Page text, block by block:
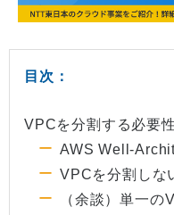
目次：
VPCを分割する必要性
AWS Well-
VPCを分割しな
（余談）単一の